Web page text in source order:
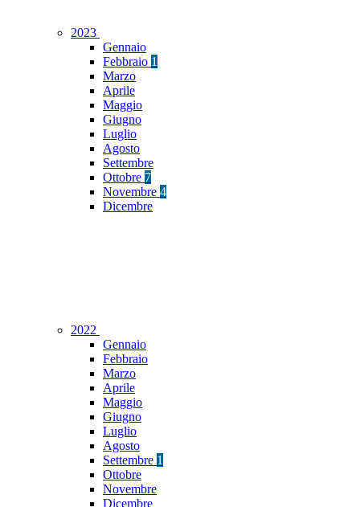
2023
Gennaio
Febbraio 1
Marzo
Aprile
Maggio
Giugno
Luglio
Agosto
Settembre
Ottobre 7
Novembre 4
Dicembre
2022
Gennaio
Febbraio
Marzo
Aprile
Maggio
Giugno
Luglio
Agosto
Settembre 1
Ottobre
Novembre
Dicembre